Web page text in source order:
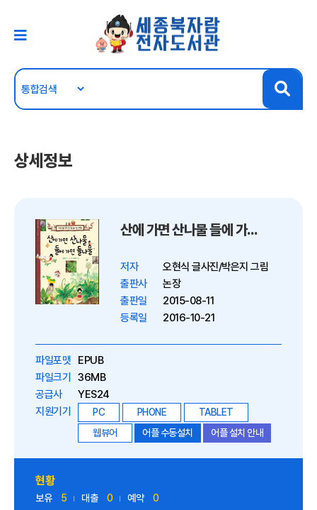
상세정보
산에 가면 산나물 들에 가면 들나물
저자
오현식 글사진/박은지 그림
출판사
논장
출판일
2015-08-11
등록일
2016-10-21
파일포맷
EPUB
파일크기
36MB
공급사
YES24
지원기기
PC PHONE
TABLET
웹뷰어
어플 수동설치 어플 설치 안내
현황
보유 5 대출 0 예약 0